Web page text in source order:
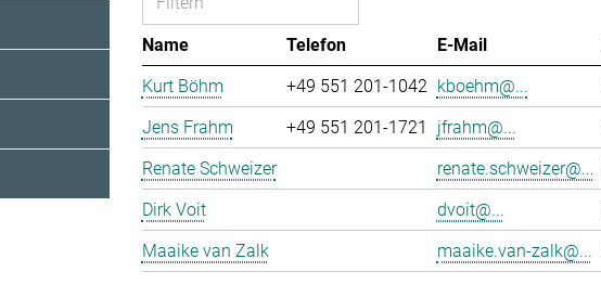
Name Telefon E-Mail
Kurt Böhm
+49 551 201-1042 kboehm@...
Jens Frahm
+49 551 201-1721 jfrahm@...
Renate Schweizer
renate.schweizer@...
Dirk Voit
dvoit@...
Maaike van Zalk
maaike.van-zalk@...